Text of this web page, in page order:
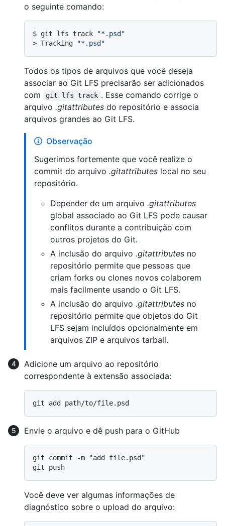
o seguinte comando:
$ git lfs track
"*.psd"
> Tracking "*.psd"
Todos os tipos de arquivos que você deseja
associar ao Git LFS precisarão ser adicionados
com
git lfs track . Esse comando corrige o
arquivo .gitattributes do repositório e associa
arquivos grandes ao Git LFS.
Observação
Sugerimos fortemente que você realize o
commit do arquivo .gitattributes local no seu
repositório.
Depender de um arquivo .gitattributes
global associado ao Git LFS pode causar
conflitos durante a contribuição com
outros projetos do Git.
A inclusão do arquivo .gitattributes no
repositório permite que pessoas que
criam forks ou clones novos colaborem
mais facilmente usando o Git LFS.
A inclusão do arquivo .gitattributes no
repositório permite que objetos do Git
LFS sejam incluídos opcionalmente em
arquivos ZIP e arquivos tarball.
Adicione um arquivo ao repositório
correspondente à extensão associada:
Envie o arquivo e dê push para o GitHub
git commit -m "add file.psd"
Você deve ver algumas informações de
diagnóstico sobre o upload do arquivo: